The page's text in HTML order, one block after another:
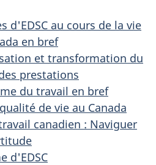
d'EDSC au cours de la vie
en bref
et transformation du
prestations
du travail en bref
de vie au Canada
canadien : Naviguer
d'EDSC